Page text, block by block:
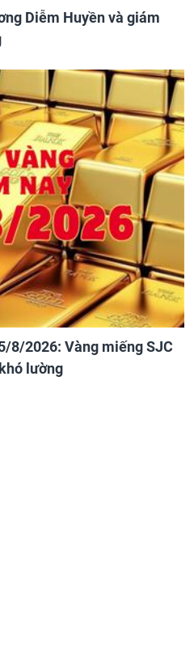
Diễm Huyền và giám
8/2026: Vàng miếng SJC
lường